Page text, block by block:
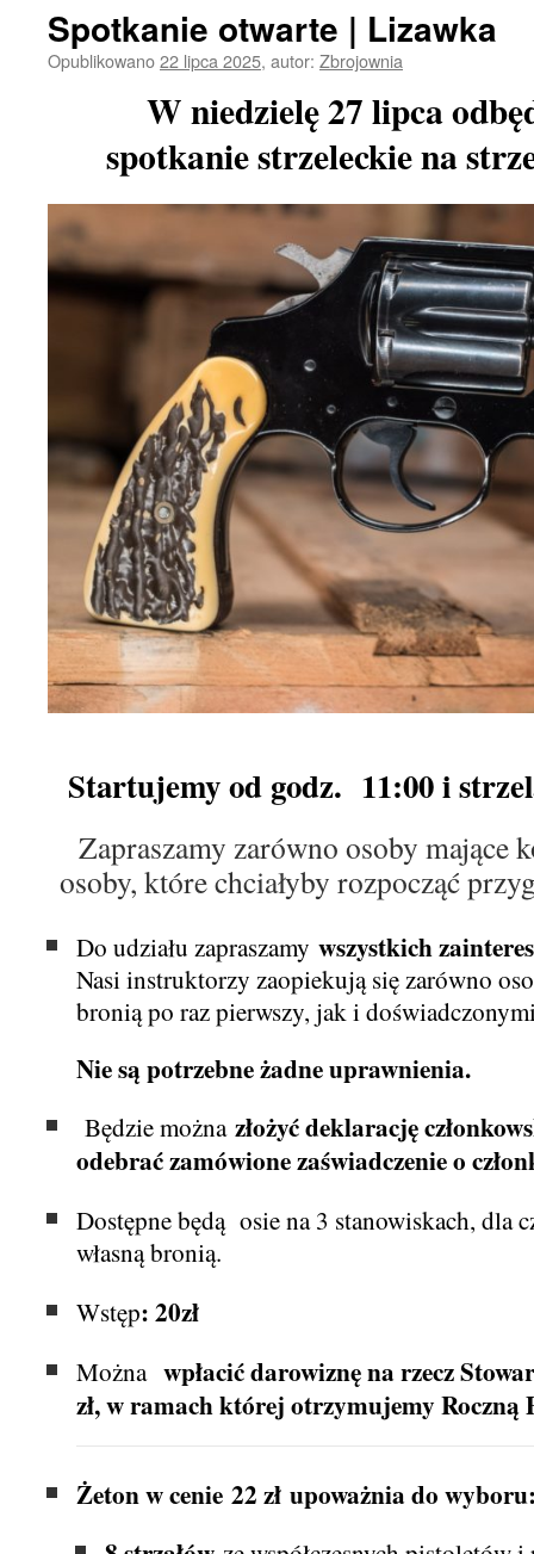
Spotkanie otwarte | Lizawka
Opublikowano22 lipca 2025, autor: Zbrojownia
W niedzielę 27 lipca
spotkanie strzeleckie na
Startujemy od godz. 11:00 i
Zapraszamy zarówno osoby mające
osoby, które chciałyby rozpocząć
Do udziału zapraszamy wszystkich
Nasi instruktorzy zaopiekują się zarówno
bronią po raz pierwszy, jak i
Nie są potrzebne żadne uprawnienia.
Będzie można złożyć deklarację
odebrać zamówione zaświadczenie o
Dostępne będą osie na 3 stanowiskach, dla
własną bronią.
Wstęp: 20zł
Można wpłacić darowiznę na rzecz
zł, w ramach której otrzymujemy Roczną
Żeton w cenie 22 zł upoważnia do